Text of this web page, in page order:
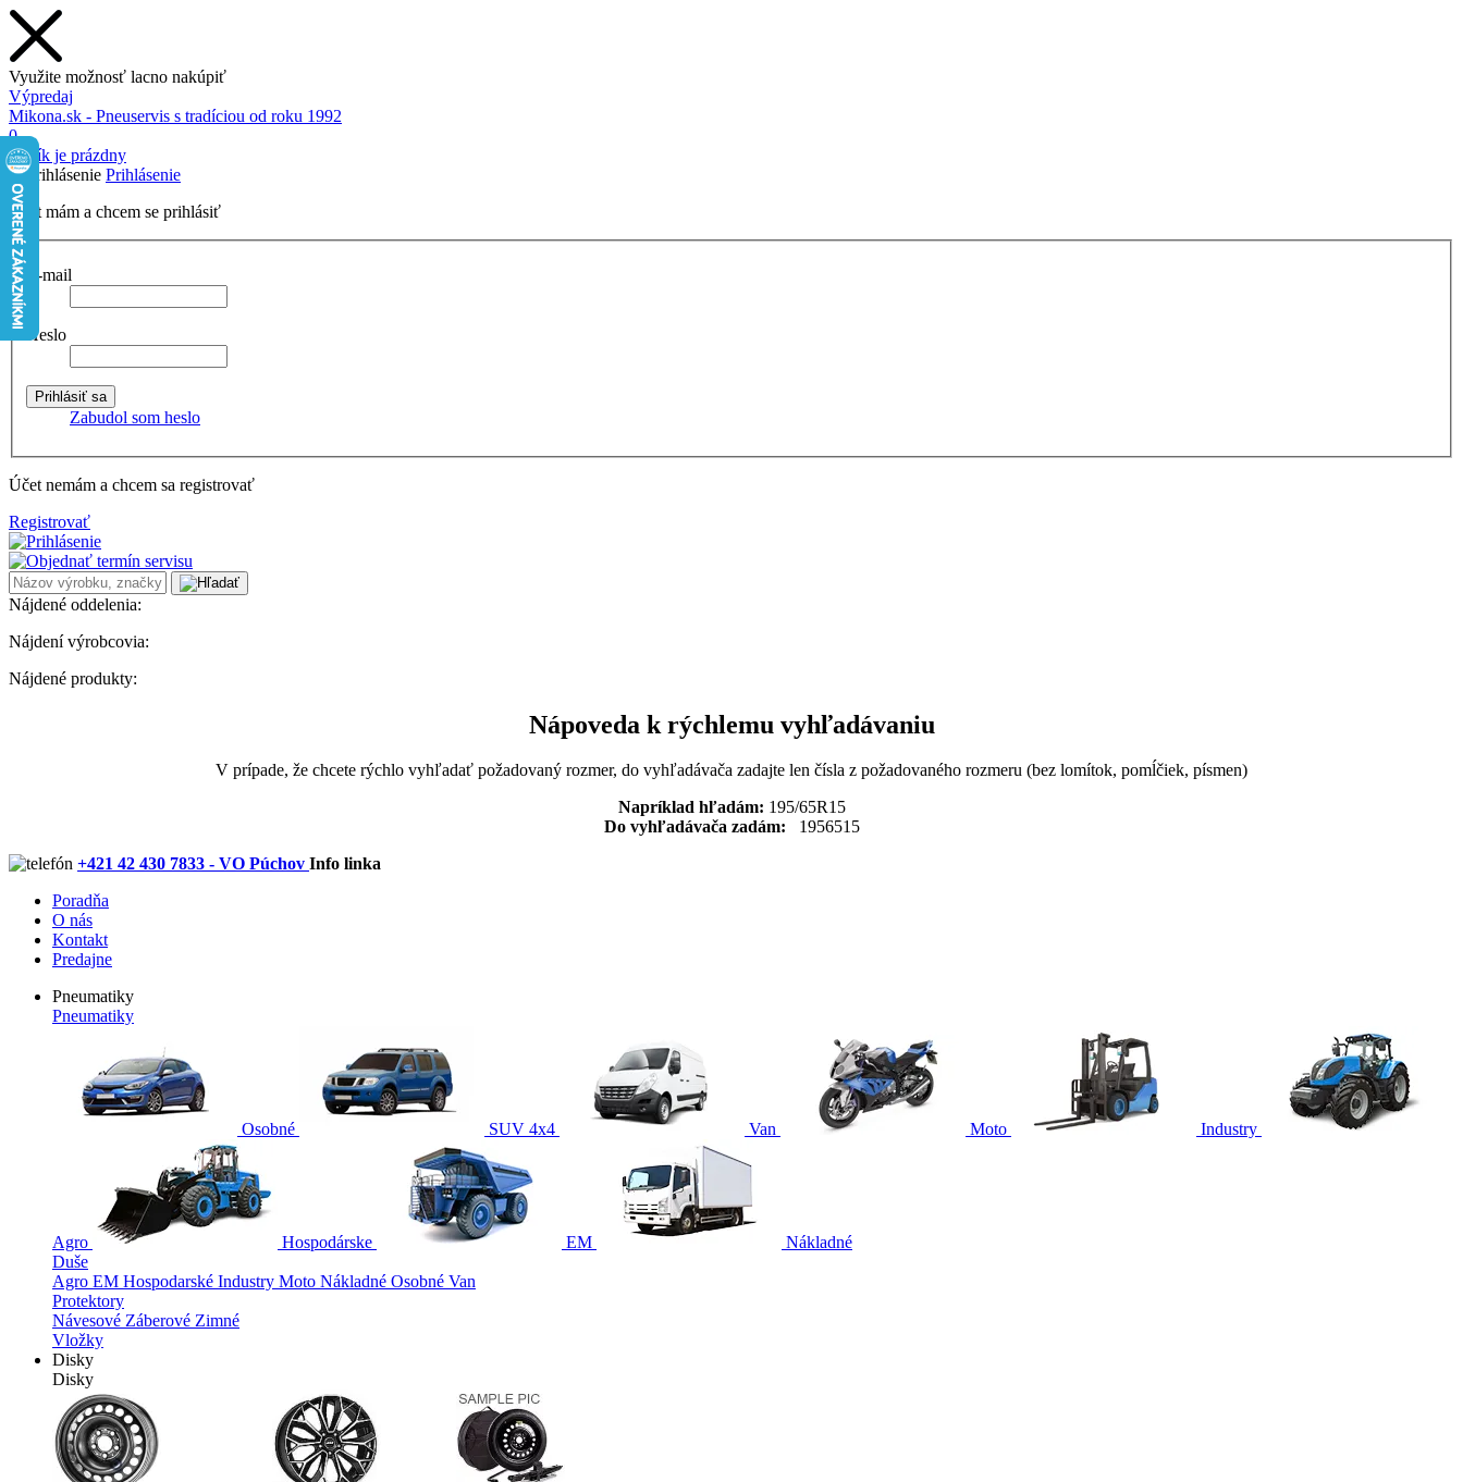
Využite možnosť lacno nakúpiť
Výpredaj
Mikona.sk - Pneuservis s tradíciou od roku 1992
0
Košík je prázdny
Prihlásenie
Účet mám a chcem se prihlásiť
E-mail
Heslo
Zabudol som heslo
Účet nemám a chcem sa registrovať
Registrovať
Nájdené oddelenia:
Nájdení výrobcovia:
Nájdené produkty:
Nápoveda k rýchlemu vyhľadávaniu
V prípade, že chcete rýchlo vyhľadať požadovaný rozmer, do vyhľadávača zadajte len čísla z požadovaného rozmeru (bez lomítok, pomĺčiek, písmen)
Napríklad hľadám: 195/65R15
Do vyhľadávača zadám: 1956515
+421 42 430 7833 - VO Púchov Info linka
Poradňa
O nás
Kontakt
Predajne
Pneumatiky
Pneumatiky
Osobné SUV 4x4 Van Moto Industry
Agro Hospodárske EM
Nákladné
Duše
Agro EM Hospodarské Industry Moto Nákladné Osobné Van
Protektory
Návesové Záberové Zimné
Vložky
Disky
Disky